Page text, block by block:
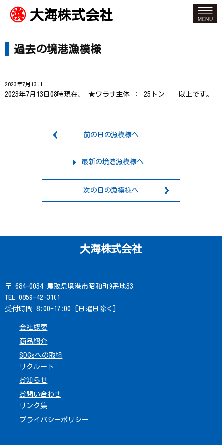
大海株式会社
過去の境港漁模様
2023年7月13日
2023年7月13日08時現在、 ★ワラサ主体 ： 25トン 以上です。
前の日の漁模様へ
最新の境港漁模様へ
次の日の漁模様へ
大海株式会社
〒 684-0034 鳥取県境港市昭和町9番地33
TEL 0859-42-3101
受付時間 8:00-17:00 [日曜日除く]
会社概要
商品紹介
SDGsへの取組
リクルート
お知らせ
お問い合わせ
リンク集
プライバシーポリシー